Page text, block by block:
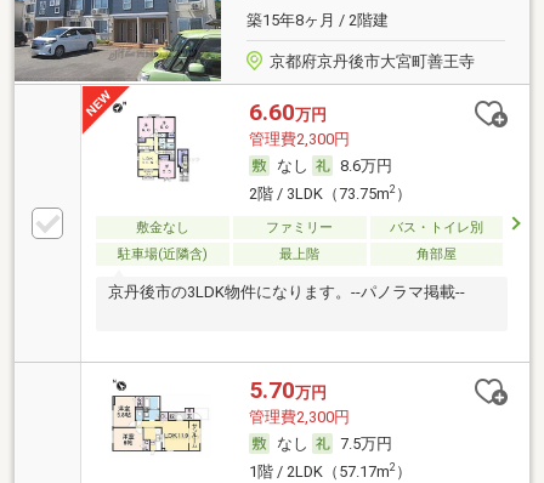
築15年8ヶ月 / 2階建
京都府京丹後市大宮町善王寺
6.60万円
管理費2,300円
なし
8.6万円
2階 / 3LDK（73.75m2）
敷金なし ファミリー
バス・トイレ別
駐車場(近隣含)
最上階 角部屋
京丹後市の3LDK物件になります。--パノラマ掲載--
5.70万円
管理費2,300円
なし
7.5万円
1階 / 2LDK（57.17m2）